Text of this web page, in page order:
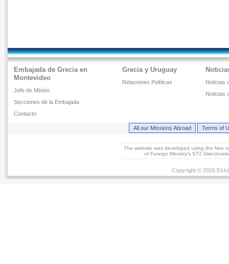
Embajada de Grecia en
Montevideo
Jefe de Misión
Secciones de la Embajada
Contacto
Grecia y Uruguay
Relaciones Políticas
Noticias
Noticias
All our Missions Abroad Terms of
The website was developed using the free
of Foreign Ministry's ST2
Copyright © 2026